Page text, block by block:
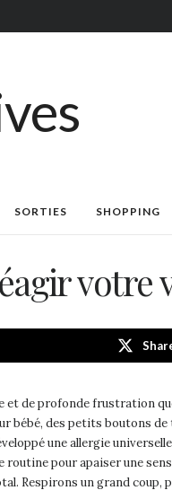
SORTIES SHOPPING
votre
de profonde frustration
bébé, des petits boutons
une allergie
pour apaiser une
Respirons un grand coup,